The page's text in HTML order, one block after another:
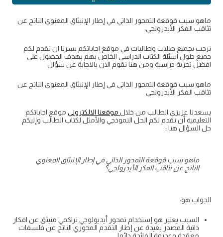
ماهو سبب قوقعة التمحور الذاتي في إطار الإنبثاق المعنوي الناتج عن
تثاقب الفكر الأيدرولجي،
نرحب بجميع طلاب وطالبات في موقع اجاباتكم يسرنا ان نقدم لكم
جميع حلول اسئلة الكتاب الدراسي الخاص بهم بهدف الحصول على
افضل تجربة دراسية ومن هنا نقوم الان بالاجابة عن سؤال
ماهو سبب قوقعة التمحور الذاتي في إطار الإنبثاق المعنوي الناتج عن
تثاقب الفكر الأيدرولجي
يسعدنا عزيزي الطالب من خلال موقعنا الالكتروني موقع اجاباتكم
التعليمية أن نقدم لكم الحل النموذجي والأمثل لكتاب الطالب وإليكم
حل السؤال هنا :
ماهو سبب قوقعة التمحور الذاتي في إطار الإنبثاق المعنوي
الناتج عن تثاقب الفكر الأيدرولجي؟
الجواب هو:
السبب يعتبر هو إستخدام تمحور أيديولوجي تراكمي منبثق عن افكار
ذاتية المصدر بعيدة عن إطار التقدم المحوري الناتج عن فلسفات
معقدة وعديمة الفائدة دائما.